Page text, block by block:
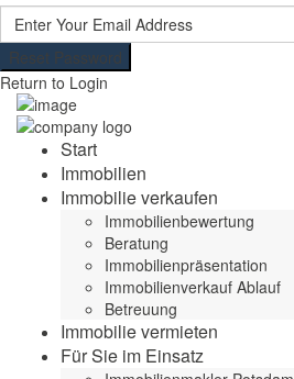
Reset Password
Return to Login
Start
Immobilien
Immobilie verkaufen
Immobilienbewertung
Beratung
Immobilienpräsentation
Immobilienverkauf Ablauf
Betreuung
Immobilie vermieten
Für Sie im Einsatz